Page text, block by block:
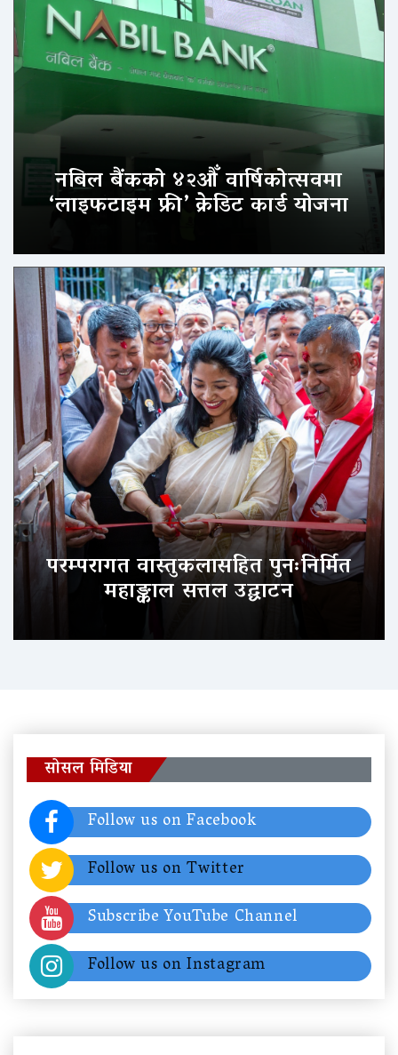
नबिल बैंकको ४२औँ वार्षिकोत्सवमा
‘लाइफटाइम फ्री’ क्रेडिट कार्ड योजना
परम्परागत वास्तुकलासहित पुनःनिर्मित
महाङ्काल सत्तल उद्घाटन
सोसल मिडिया
Follow us on Facebook
Follow us on Twitter
Subscribe YouTube Channel
Follow us on Instagram